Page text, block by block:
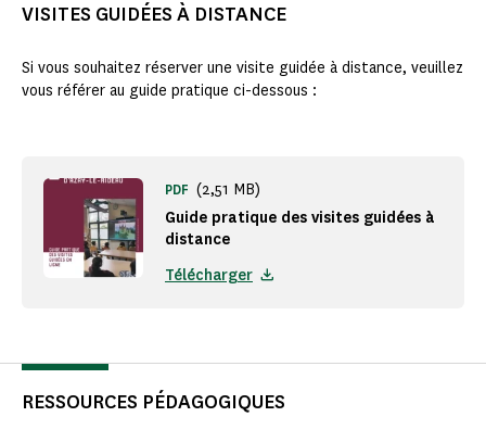
VISITES GUIDÉES À DISTANCE
Si vous souhaitez réserver une visite guidée à distance, veuillez
vous référer au guide pratique ci-dessous :
Guide pratique des visites guidées à
distance
PDF (2,51 MB)
Télécharger
RESSOURCES PÉDAGOGIQUES